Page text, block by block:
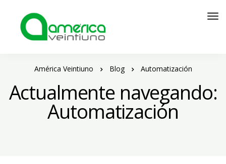
América Veintiuno Blog Automatización
Actualmente navegando:
Automatización